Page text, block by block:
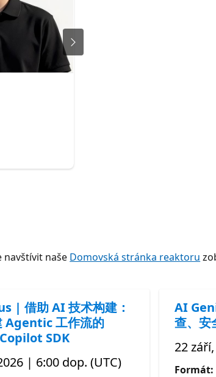
navštívit naše Domovská stránka reaktoru
| 借助 AI 技术构建：
Agentic 工作流的
SDK
| 6:00 dop. (UTC)
AI
查、安
22
Formát: